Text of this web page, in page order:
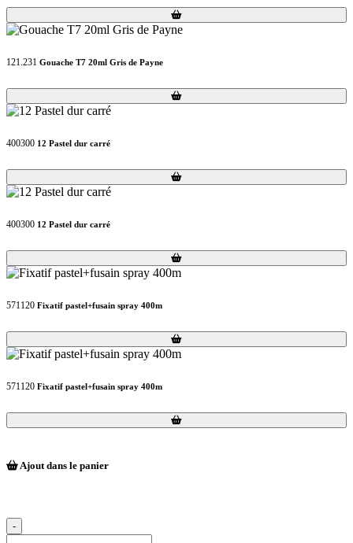
Loading...
Loading...
121.231 Gouache T7 20ml Gris de Payne
Loading...
Loading...
400300 12 Pastel dur carré
Loading...
Loading...
400300 12 Pastel dur carré
Loading...
Loading...
571120 Fixatif pastel+fusain spray 400m
Loading...
Loading...
571120 Fixatif pastel+fusain spray 400m
Loading...
Loading...
Ajout dans le panier
-